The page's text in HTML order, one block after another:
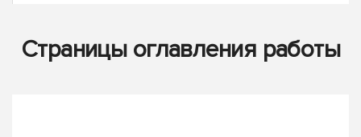
Страницы оглавления работы